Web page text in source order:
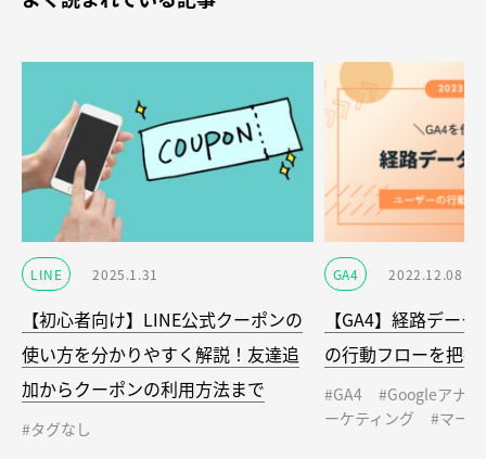
LINE 2025.1.31
【初心者向け】LINE公式クーポンの
使い方を分かりやすく解説！友達追
加からクーポンの利用方法まで
#タグなし
GA4 2022.12.08
【GA4】経路デー
の行動フローを把握
#GA4
#Googleアナ
ーケティング
#マー